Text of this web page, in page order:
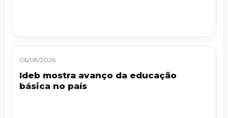
06/08/2026
Ideb mostra avanço da educação
básica no país